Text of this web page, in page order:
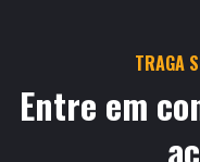
TRAGA
Entre em